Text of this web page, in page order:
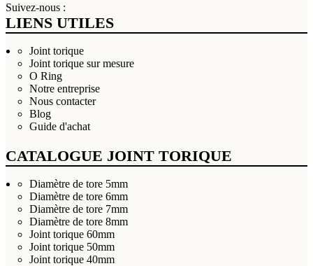
Suivez-nous :
LIENS UTILES
Joint torique
Joint torique sur mesure
O Ring
Notre entreprise
Nous contacter
Blog
Guide d'achat
CATALOGUE JOINT TORIQUE
Diamètre de tore 5mm
Diamètre de tore 6mm
Diamètre de tore 7mm
Diamètre de tore 8mm
Joint torique 60mm
Joint torique 50mm
Joint torique 40mm